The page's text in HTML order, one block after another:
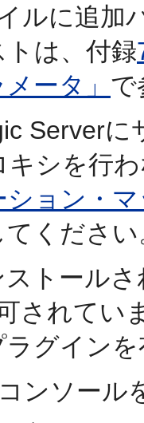
ルに追加
は、付録
ータ」 で
Server
シを行
ション・
てください
トール
されてい
ラグイン
ンソール